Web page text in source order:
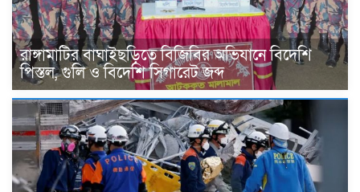
রাঙ্গামাটির বাঘাইছড়িতে বিজিবির অভিযানে বিদেশি
পিস্তল, গুলি ও বিদেশি সিগারেট জব্দ